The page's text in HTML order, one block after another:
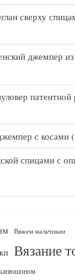
сверху
джемпер
патентной
с косами
спицами с
Вяжем мальчикам
Вязание